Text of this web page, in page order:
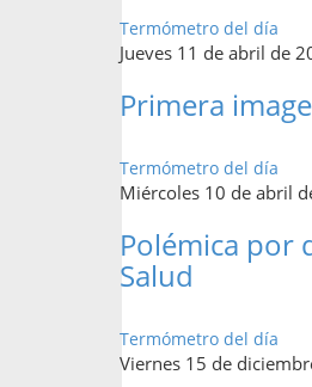
Termómetro del día
Jueves 11 de abril de
Primera
Termómetro del día
Miércoles 10 de abril
Polémica por
Salud
Termómetro del día
Viernes 15 de